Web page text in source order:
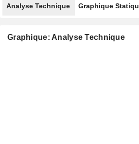
Analyse Technique Graphique
Graphique: Analyse Technique